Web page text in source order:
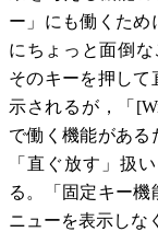
ー」にも働くため
にちょっと面倒な
そのキーを押して
示されるが，「
で働く機能がある
「直ぐ放す」扱
る。「固定キー機
ニューを表示しな